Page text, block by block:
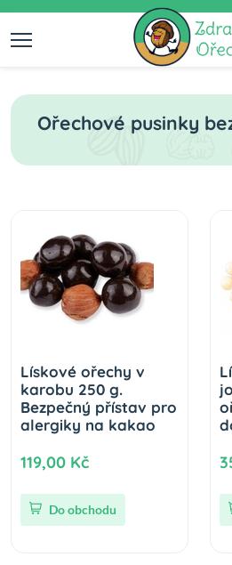
Ořechové pusinky
Lískové ořechy v
karobu 250 g.
Bezpečný přístav pro
alergiky na kakao
119,00 Kč
Do obchodu